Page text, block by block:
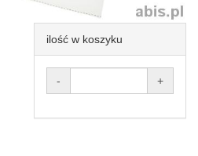
ilość w koszyku
- +